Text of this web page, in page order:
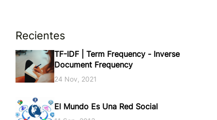
Recientes
TF-IDF | Term Frequency - Inverse
Document Frequency
24 Nov, 2021
El Mundo Es Una Red Social